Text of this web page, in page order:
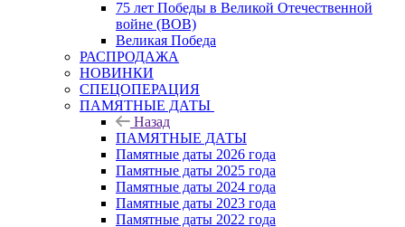
75 лет Победы в Великой Отечественной
войне (ВОВ)
Великая Победа
РАСПРОДАЖА
НОВИНКИ
СПЕЦОПЕРАЦИЯ
ПАМЯТНЫЕ ДАТЫ
Назад
ПАМЯТНЫЕ ДАТЫ
Памятные даты 2026 года
Памятные даты 2025 года
Памятные даты 2024 года
Памятные даты 2023 года
Памятные даты 2022 года